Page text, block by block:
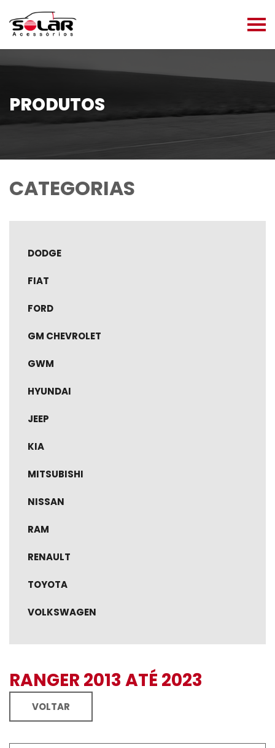
PRODUTOS
CATEGORIAS
DODGE
FIAT
FORD
GM CHEVROLET
GWM
HYUNDAI
JEEP
KIA
MITSUBISHI
NISSAN
RAM
RENAULT
TOYOTA
VOLKSWAGEN
RANGER 2013 ATÉ 2023
VOLTAR